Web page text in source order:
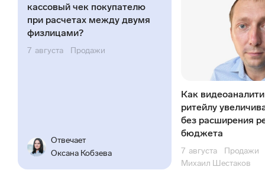
кассовый чек покупателю
при расчетах между двумя
физлицами?
7 августа Продажи
Отвечает
Оксана Кобзева
Как
ритейлу
без расширения
бюджета
7 августа
Продажи
Михаил Шестаков